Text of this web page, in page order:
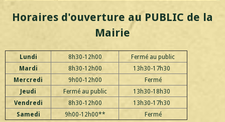
Horaires d'ouverture au PUBLIC de la
Mairie
Lundi 8h30-12h00
Fermé au public
Mardi
8h30-12h00
13h30-17h30
Mercredi
9h00-12h00
Fermé
Jeudi
Fermé au public
13h30-18h30
Vendredi
8h30-12h00
13h30-17h30
Samedi
9h00-12h00** Fermé